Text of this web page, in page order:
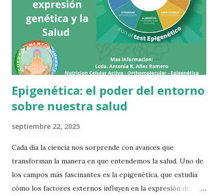
Epigenética: el poder del entorno
sobre nuestra salud
septiembre 22, 2025
Cada día la ciencia nos sorprende con avances que
transforman la manera en que entendemos la salud. Uno de
los campos más fascinantes es la epigenética, que estudia
cómo los factores externos influyen en la expresión de